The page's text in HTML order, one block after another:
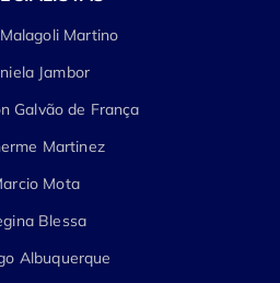
Martino
Jambor
Galvão de França
Martinez
Mota
Blessa
Albuquerque